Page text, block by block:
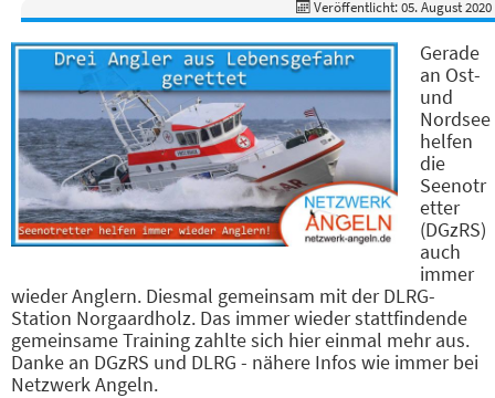
Veröffentlicht: 05. August 2020
Gerade
an Ost-
und
Nordsee
helfen
die
Seenotr
etter
(DGzRS)
auch
immer
wieder Anglern. Diesmal gemeinsam mit der DLRG-
Station Norgaardholz. Das immer wieder stattfindende
gemeinsame Training zahlte sich hier einmal mehr aus.
Danke an DGzRS und DLRG - nähere Infos wie immer bei
Netzwerk Angeln.